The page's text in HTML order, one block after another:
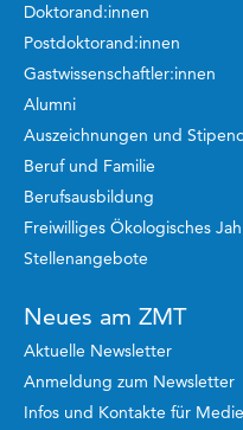
Doktorand:innen
Postdoktorand:innen
Gastwissenschaftler:innen
Alumni
Auszeichnungen und
Beruf und Familie
Berufsausbildung
Freiwilliges Ökologisches
Stellenangebote
Neues am ZMT
Aktuelle Newsletter
Anmeldung zum Newsletter
Infos und Kontakte für